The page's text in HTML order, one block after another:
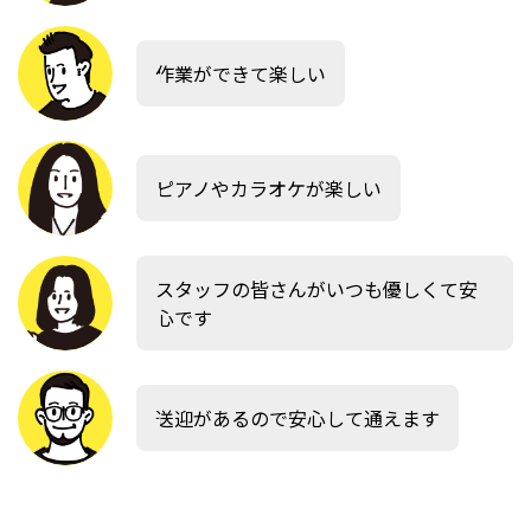
作業ができて楽しい
ピアノやカラオケが楽しい
スタッフの皆さんがいつも優しくて安
心です
送迎があるので安心して通えます